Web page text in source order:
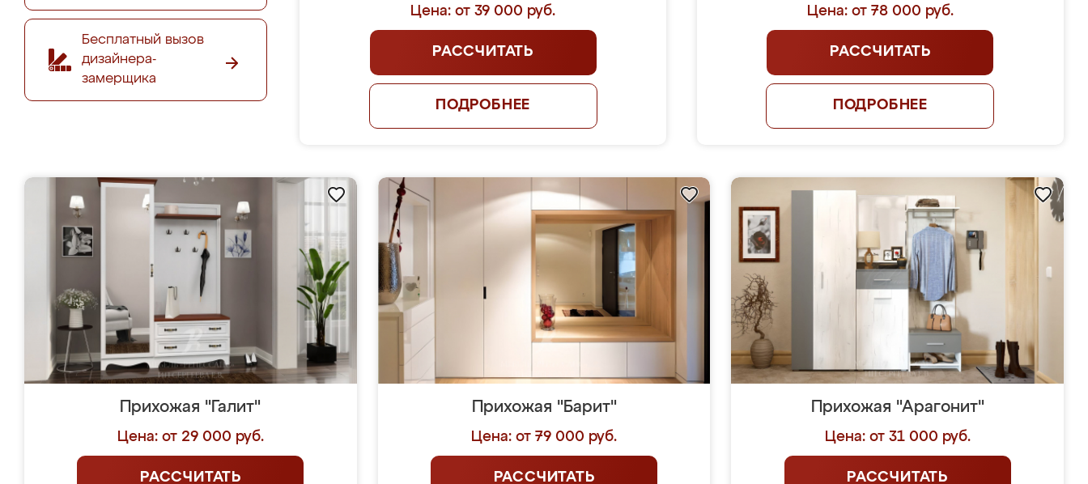
Бесплатный вызов
дизайнера-
замерщика
Цена: от 39 000 руб.
РАССЧИТАТЬ
ПОДРОБНЕЕ
Цена: от 78 000 руб.
РАССЧИТАТЬ
ПОДРОБНЕЕ
Прихожая "Галит"
Цена: от 29 000 руб.
РАССЧИТАТЬ
Прихожая "Барит"
Цена: от 79 000 руб.
РАССЧИТАТЬ
Прихожая "Арагонит"
Цена: от 31 000 руб.
РАССЧИТАТЬ